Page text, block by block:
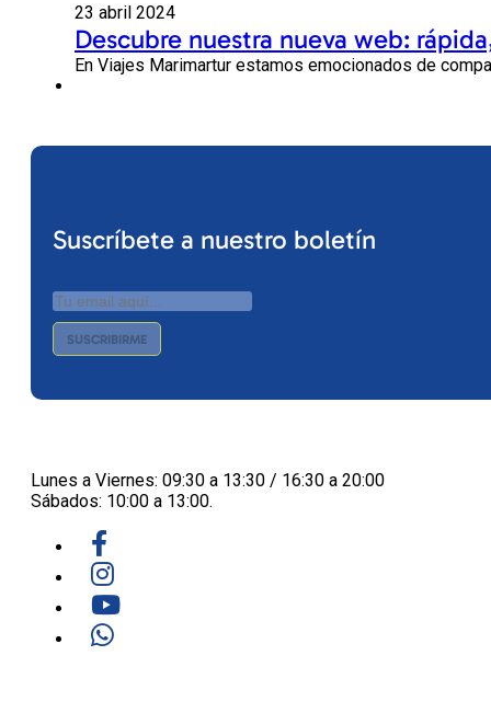
23 abril 2024
Descubre nuestra nueva web:
En Viajes Marimartur estamos emocionados de
Suscríbete a nuestro boletín
SUSCRIBIRME
Lunes a Viernes: 09:30 a 13:30 / 16:30 a 20:00
Sábados: 10:00 a 13:00.